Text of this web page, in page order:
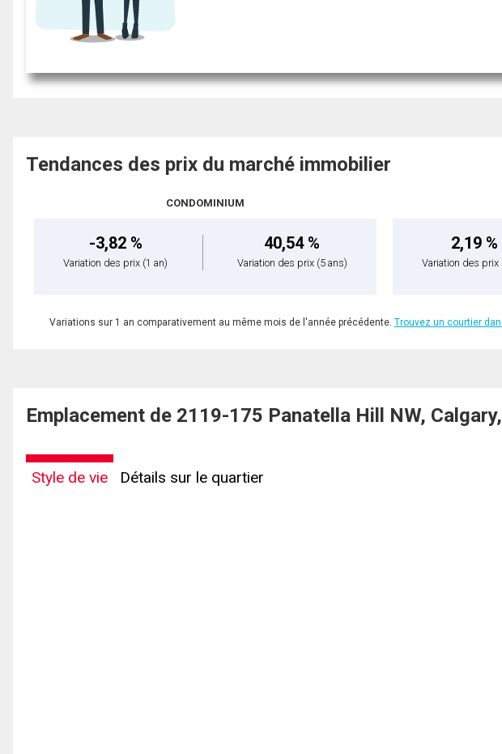
Tendances des prix du marché immobilier
CONDOMINIUM
-3,82 %
Variation des prix (1 an)
40,54 %
Variation des prix (5 ans)
2,19 %
Variation des prix
Variations sur 1 an comparativement au même mois de l'année précédente. Trouvez un courtier
Emplacement de 2119-175 Panatella Hill NW,
Style de vie Détails sur le quartier